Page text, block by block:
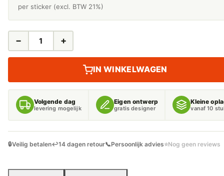
per sticker (excl. BTW 21%)
LEIDINGSTICKERS
AANTAL
− +
IN WINKELWAGEN
Volgende dag
levering mogelijk
Eigen ontwerp
gratis designer
Kleine
vanaf 10
🔒Veilig betalen↩️14 dagen retour📞Persoonlijk advies⭐Nog geen reviews